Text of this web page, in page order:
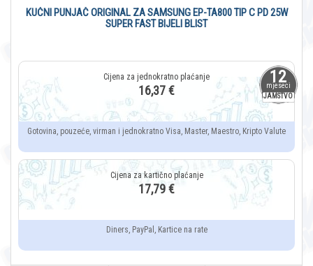
12
mjeseci
JAMSTVO
KUĆNI PUNJAČ ORIGINAL ZA SAMSUNG EP-TA800 TIP C PD 25W
SUPER FAST BIJELI BLIST
16,37 €
Gotovina, pouzeće, virman i jednokratno Visa, Master, Maestro, Kripto Valute
17,79 €
Diners, PayPal, Kartice na rate